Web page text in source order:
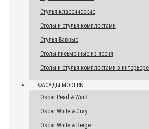
Стулья классические
Столы и стулья комплектами
Стулья Барные
Столы письменные из ясеня
Столы и стулья комплектами в интерьере
ФАСАДЫ MODERN
Oscar Pearl & WaiB
Oscar White & Gray
Oscar White & Beige